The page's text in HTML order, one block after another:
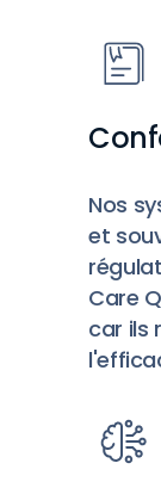
Nos
et
Care
car ils